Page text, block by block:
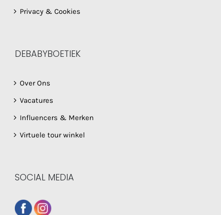
Privacy & Cookies
DEBABYBOETIEK
Over Ons
Vacatures
Influencers & Merken
Virtuele tour winkel
SOCIAL MEDIA